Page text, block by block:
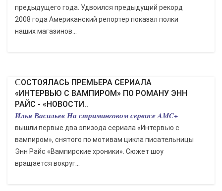
предыдущего года. Удвоился предыдущий рекорд
2008 года Американский репортер показал полки
наших магазинов...
СОСТОЯЛАСЬ ПРЕМЬЕРА СЕРИАЛА
«ИНТЕРВЬЮ С ВАМПИРОМ» ПО РОМАНУ ЭНН
РАЙС - «НОВОСТИ..
Илья Васильев На стриминговом сервисе AMC+
вышли первые два эпизода сериала «Интервью с
вампиром», снятого по мотивам цикла писательницы
Энн Райс «Вампирские хроники». Сюжет шоу
вращается вокруг...